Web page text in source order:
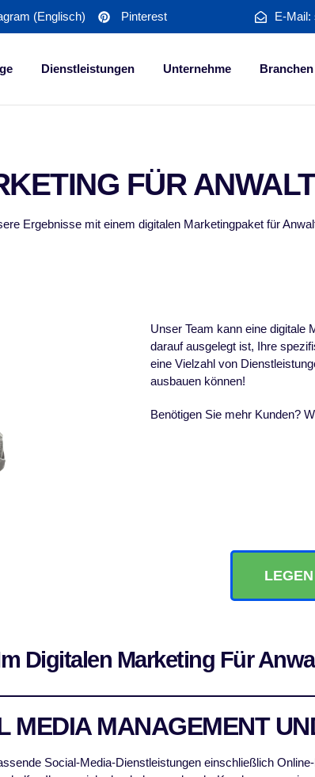
(Englisch) Pinterest E-Mail:
Dienstleistungen Unternehme Branchen
FÜR
Ergebnisse mit einem digitalen Marketingpaket für
Unser Team kann eine digitale
darauf ausgelegt ist, Ihre
eine Vielzahl von
ausbauen können!
Benötigen Sie mehr Kunden?
Digitalen Marketing Für
MEDIA MANAGEMENT
Social-Media-Dienstleistungen einschließlich